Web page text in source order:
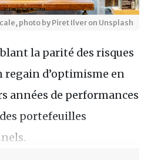
photo by Piret Ilver on Unsplash
la parité des risques
regain d’optimisme en
années de performances
portefeuilles